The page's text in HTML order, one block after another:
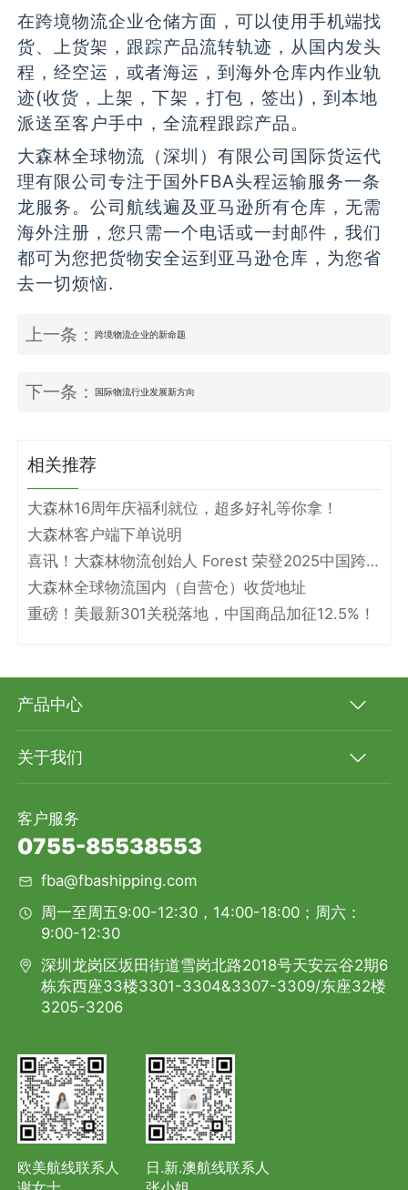
在跨境物流企业仓储方面，可以使用手机端找
货、上货架，跟踪产品流转轨迹，从国内发头
程，经空运，或者海运，到海外仓库内作业轨
迹(收货，上架，下架，打包，签出)，到本地
派送至客户手中，全流程跟踪产品。
大森林全球物流（深圳）有限公司国际货运代
理有限公司专注于国外FBA头程运输服务一条
龙服务。公司航线遍及亚马逊所有仓库，无需
海外注册，您只需一个电话或一封邮件，我们
都可为您把货物安全运到亚马逊仓库，为您省
去一切烦恼.
上一条：跨境物流企业的新命题
下一条：国际物流行业发展新方向
相关推荐
大森林16周年庆福利就位，超多好礼等你拿！
大森林客户端下单说明
喜讯！大森林物流创始人 Forest 荣登2025中国跨境电商物流名人堂！
大森林全球物流国内（自营仓）收货地址
重磅！美最新301关税落地，中国商品加征12.5%！
产品中心
关于我们
客户服务
0755-85538553
fba@fbashipping.com
周一至周五9:00-12:30，14:00-18:00；周六：
9:00-12:30
深圳龙岗区坂田街道雪岗北路2018号天安云谷2期6
栋东西座33楼3301-3304&3307-3309/东座32楼
3205-3206
欧美航线联系人
日.新.澳航线联系人